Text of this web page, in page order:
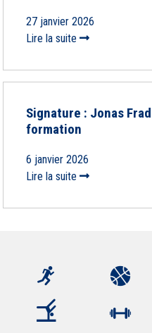
27 janvier 2026
Lire la suite
Signature : Jonas
formation
6 janvier 2026
Lire la suite